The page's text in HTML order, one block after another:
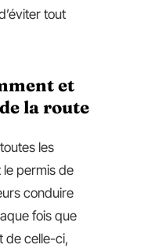
tout
et
la route
les
le permis de
conduire
fois que
de celle-ci,